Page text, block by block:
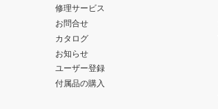
修理サービス
お問合せ
カタログ
お知らせ
ユーザー登録
付属品の購入